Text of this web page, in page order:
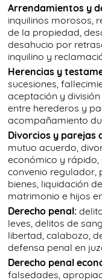
Arrendamientos y
inquilinos morosos,
de la propiedad,
desahucio por
inquilino y
Herencias y
sucesiones,
aceptación y
entre herederos y
acompañamiento
Divorcios y parejas
mutuo acuerdo,
económico y
convenio regulador,
bienes, liquidación
matrimonio e hijos
Derecho penal:
leves, delitos de
libertad, calabozo,
defensa penal en
Derecho penal
falsedades,